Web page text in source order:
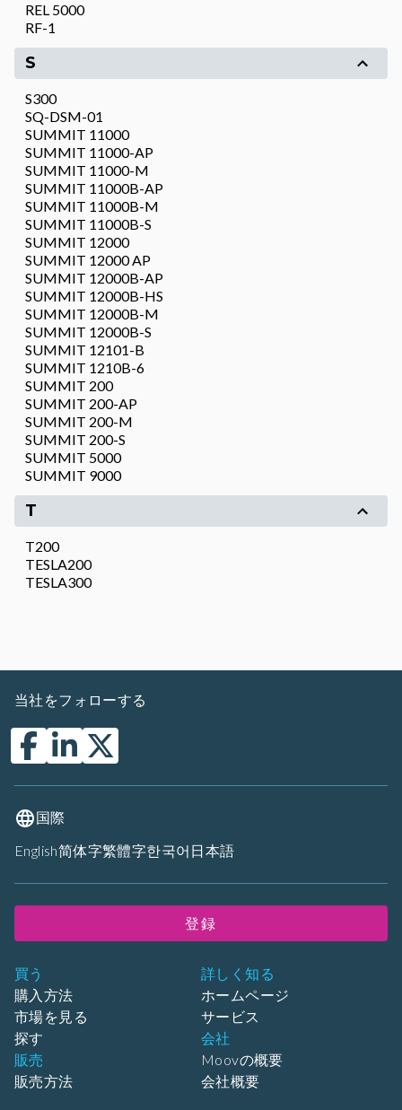
REL 5000
RF-1
S
S300
SQ-DSM-01
SUMMIT 11000
SUMMIT 11000-AP
SUMMIT 11000-M
SUMMIT 11000B-AP
SUMMIT 11000B-M
SUMMIT 11000B-S
SUMMIT 12000
SUMMIT 12000 AP
SUMMIT 12000B-AP
SUMMIT 12000B-HS
SUMMIT 12000B-M
SUMMIT 12000B-S
SUMMIT 12101-B
SUMMIT 1210B-6
SUMMIT 200
SUMMIT 200-AP
SUMMIT 200-M
SUMMIT 200-S
SUMMIT 5000
SUMMIT 9000
T
T200
TESLA200
TESLA300
買う
購入方法
市場を見る
探す
販売
販売方法
詳しく知る
ホームページ
サービス
会社
Moovの概要
会社概要
当社をフォローする
国際
English简体字繁體字한국어 日本語
登録